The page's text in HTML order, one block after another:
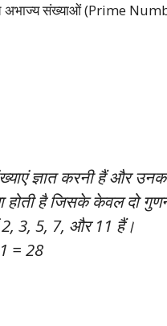
अभाज्य संख्याओं (Prime
ज्ञात करनी हैं और
होती है जिसके केवल दो
2, 3, 5, 7, और 11 हैं।
= 28